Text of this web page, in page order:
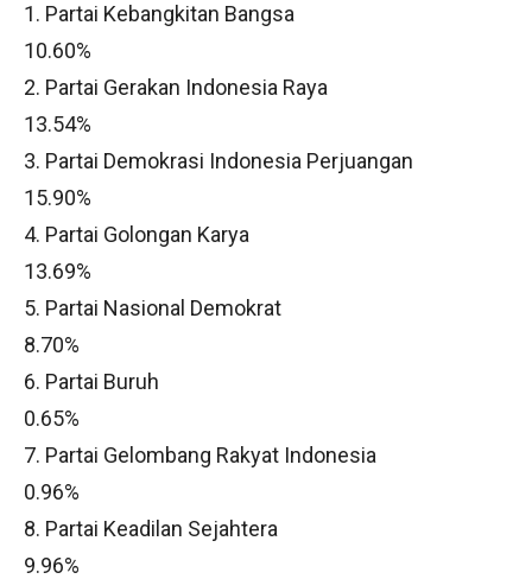
1. Partai Kebangkitan Bangsa
10.60%
2. Partai Gerakan Indonesia Raya
13.54%
3. Partai Demokrasi Indonesia Perjuangan
15.90%
4. Partai Golongan Karya
13.69%
5. Partai Nasional Demokrat
8.70%
6. Partai Buruh
0.65%
7. Partai Gelombang Rakyat Indonesia
0.96%
8. Partai Keadilan Sejahtera
9.96%